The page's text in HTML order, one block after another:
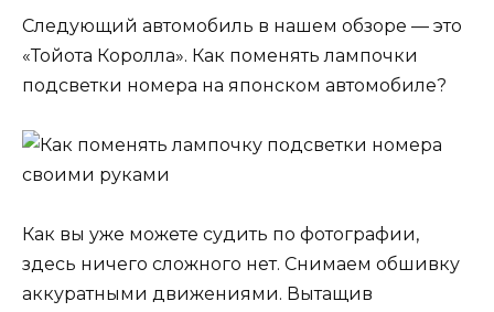
Следующий автомобиль в нашем обзоре — это
«Тойота Королла». Как поменять лампочки
подсветки номера на японском автомобиле?
Как вы уже можете судить по фотографии,
здесь ничего сложного нет. Снимаем обшивку
аккуратными движениями. Вытащив